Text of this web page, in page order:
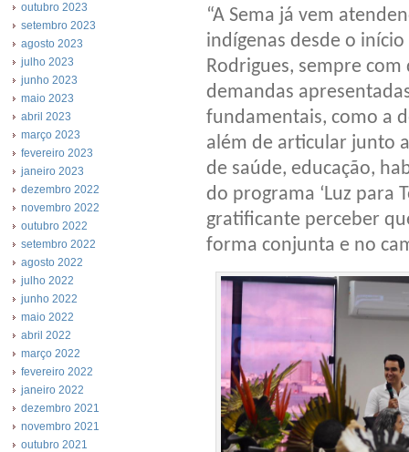
outubro 2023
setembro 2023
agosto 2023
julho 2023
junho 2023
maio 2023
abril 2023
março 2023
fevereiro 2023
janeiro 2023
dezembro 2022
novembro 2022
outubro 2022
setembro 2022
agosto 2022
julho 2022
junho 2022
maio 2022
abril 2022
março 2022
fevereiro 2022
janeiro 2022
dezembro 2021
novembro 2021
outubro 2021
“A Sema já vem
indígenas desde o
Rodrigues, sempre
demandas
fundamentais, como a
além de articular junto
de saúde, educação,
do programa ‘Luz para
gratificante perceber
forma conjunta e no